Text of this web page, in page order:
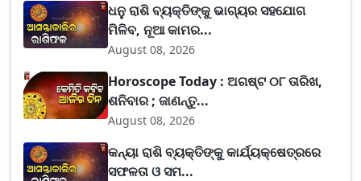
ଧନୁ ରାଶି ବ୍ୟକ୍ତିଙ୍କୁ ଭାଗ୍ୟର ସହଯୋଗ
ମିଳିବ, ନୂଆ କାମର...
August 08, 2026
Horoscope Today : ଅଗଷ୍ଟ ୦୮ ତାରିଖ,
ଶନିବାର ; ଜାଣନ୍ତୁ...
August 08, 2026
କନ୍ୟା ରାଶି ବ୍ୟକ୍ତିଙ୍କୁ କାର୍ଯ୍ୟକ୍ଷେତ୍ରରେ
ସଫଳତା ଓ ସମ...